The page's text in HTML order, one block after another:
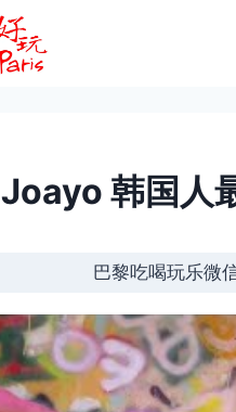
Joayo 韩国人
巴黎吃喝玩乐微